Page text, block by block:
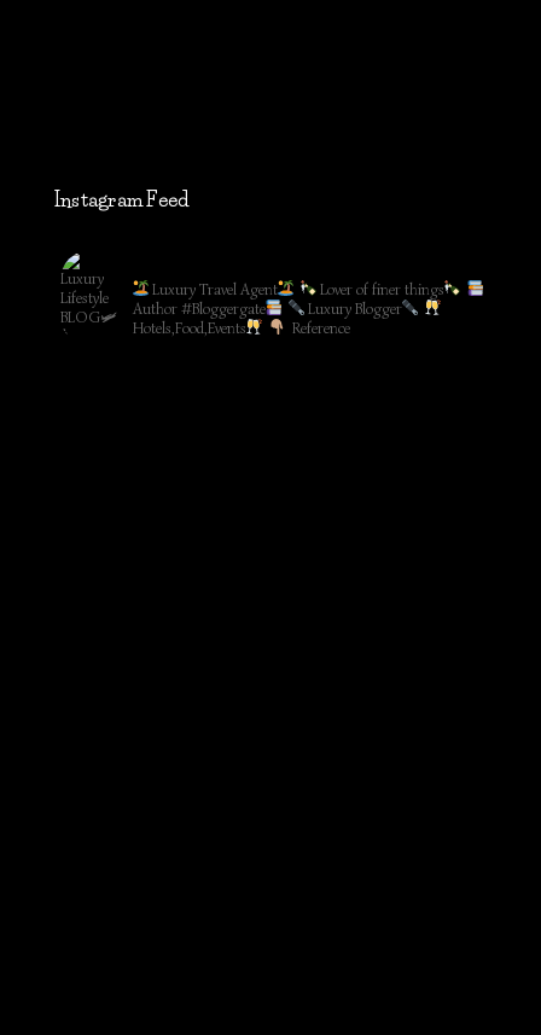
Instagram Feed
Luxury Travel Agent
Lover of finer things
Author #Bloggergate
Luxury Blogger
Hotels,Food,Events
Reference